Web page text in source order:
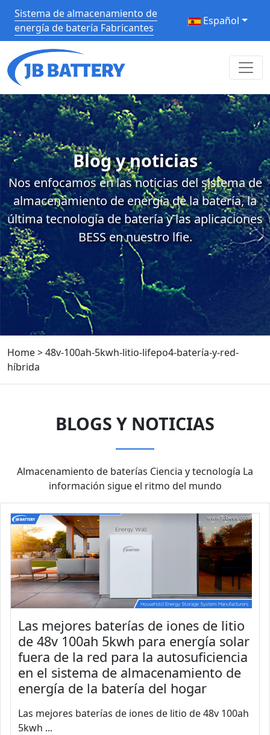
Sistema de almacenamiento de
energía de batería Fabricantes
Español
Blog y noticias
Nos enfocamos en las noticias del sistema de
almacenamiento de energía de la batería, la
última tecnología de batería y las aplicaciones
BESS en nuestro lfie.
Home>48v-100ah-5kwh-litio-lifepo4-batería-y-red-
híbrida
BLOGS Y NOTICIAS
Almacenamiento de baterías Ciencia y tecnología La
información sigue el ritmo del mundo
Las mejores baterías de iones de litio
de 48v 100ah 5kwh para energía solar
fuera de la red para la autosuficiencia
en el sistema de almacenamiento de
energía de la batería del hogar
Las mejores baterías de iones de litio de 48v 100ah
5kwh ...